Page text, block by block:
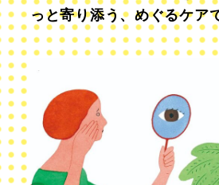
っと寄り添う、めぐるケア
心も前向きに